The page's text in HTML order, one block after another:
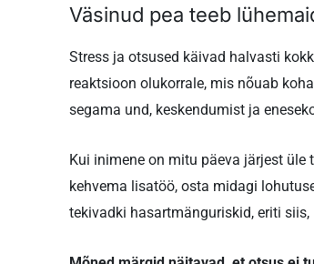
Väsinud pea teeb
Stress ja otsused käivad halvasti
reaktsioon olukorrale, mis nõuab
segama und, keskendumist ja
Kui inimene on mitu päeva järjest
kehvema lisatöö, osta midagi
tekivadki hasartmänguriskid, eriti